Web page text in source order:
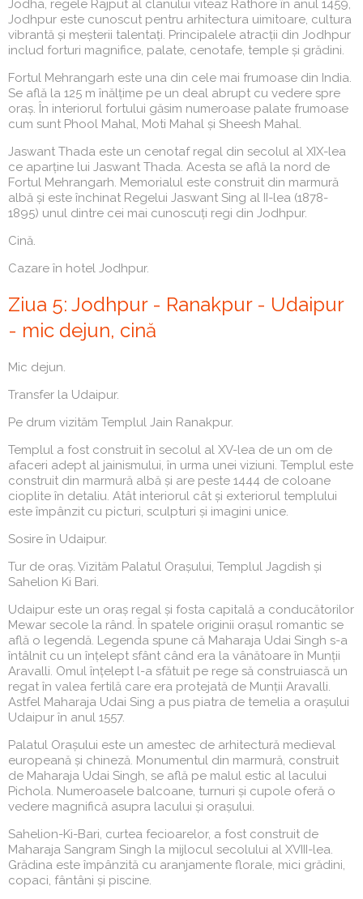
Jodha, regele Rajput al clanului viteaz Rathore în anul 1459,
Jodhpur este cunoscut pentru arhitectura uimitoare, cultura
vibrantă și meșterii talentați. Principalele atracții din Jodhpur
includ forturi magnifice, palate, cenotafe, temple și grădini.
Fortul Mehrangarh este una din cele mai frumoase din India.
Se află la 125 m înălțime pe un deal abrupt cu vedere spre
oraș. În interiorul fortului găsim numeroase palate frumoase
cum sunt Phool Mahal, Moti Mahal și Sheesh Mahal.
Jaswant Thada este un cenotaf regal din secolul al XIX-lea
ce aparține lui Jaswant Thada. Acesta se află la nord de
Fortul Mehrangarh. Memorialul este construit din marmură
albă și este închinat Regelui Jaswant Sing al II-lea (1878-
1895) unul dintre cei mai cunoscuți regi din Jodhpur.
Cină.
Cazare în hotel Jodhpur.
Ziua 5: Jodhpur - Ranakpur - Udaipur
- mic dejun, cină
Mic dejun.
Transfer la Udaipur.
Pe drum vizităm Templul Jain Ranakpur.
Templul a fost construit în secolul al XV-lea de un om de
afaceri adept al jainismului, în urma unei viziuni. Templul este
construit din marmură albă și are peste 1444 de coloane
cioplite în detaliu. Atât interiorul cât și exteriorul templului
este împânzit cu picturi, sculpturi și imagini unice.
Sosire în Udaipur.
Tur de oraș. Vizităm Palatul Orașului, Templul Jagdish și
Sahelion Ki Bari.
Udaipur este un oraș regal și fosta capitală a conducătorilor
Mewar secole la rând. În spatele originii orașul romantic se
află o legendă. Legenda spune că Maharaja Udai Singh s-a
întâlnit cu un înțelept sfânt când era la vânătoare în Munții
Aravalli. Omul înțelept l-a sfătuit pe rege să construiască un
regat în valea fertilă care era protejată de Munții Aravalli.
Astfel Maharaja Udai Sing a pus piatra de temelia a orașului
Udaipur în anul 1557.
Palatul Orașului este un amestec de arhitectură medieval
europeană și chineză. Monumentul din marmură, construit
de Maharaja Udai Singh, se află pe malul estic al lacului
Pichola. Numeroasele balcoane, turnuri și cupole oferă o
vedere magnifică asupra lacului și orașului.
Sahelion-Ki-Bari, curtea fecioarelor, a fost construit de
Maharaja Sangram Singh la mijlocul secolului al XVIII-lea.
Grădina este împânzită cu aranjamente florale, mici grădini,
copaci, fântâni și piscine.